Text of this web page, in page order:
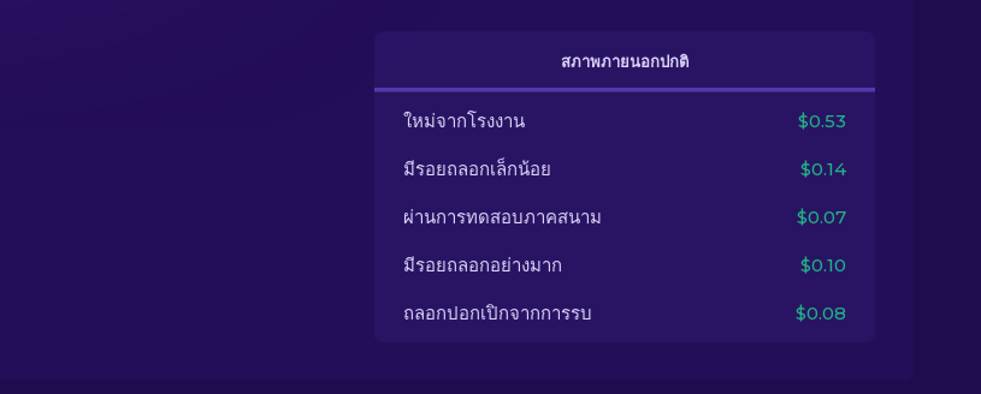
สภาพภายนอกปกติ
ใหม่จากโรงงาน $0.53
มีรอยถลอกเล็กน้อย $0.14
ผ่านการทดสอบภาคสนาม $0.07
มีรอยถลอกอย่างมาก $0.10
ถลอกปอกเปิกจากการรบ $0.08